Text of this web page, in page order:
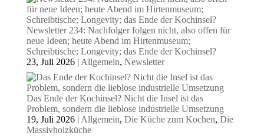
Newsletter 234: Nachfolger folgen nicht, also offen für
neue Ideen; heute Abend im Hirtenmuseum;
Schreibtische; Longevity; das Ende der Kochinsel?
23, Juli 2026| Allgemein, Newsletter
Das Ende der Kochinsel? Nicht die Insel ist das
Problem, sondern die lieblose industrielle Umsetzung
19, Juli 2026| Allgemein, Die Küche zum Kochen, Die
Massivholzküche